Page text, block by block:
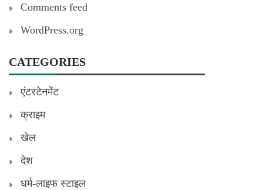
Comments feed
WordPress.org
CATEGORIES
एंटरटेनमेंट
क्राइम
खेल
देश
धर्म-लाइफ स्टाइल